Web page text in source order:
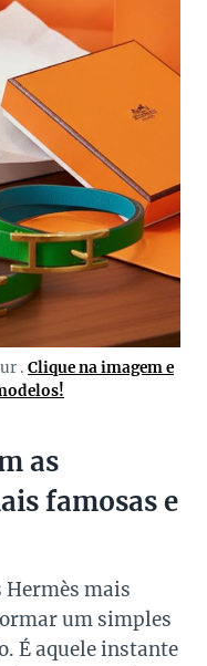
. Clique na imagem e
as
famosas e
Hermès mais
um simples
É aquele instante